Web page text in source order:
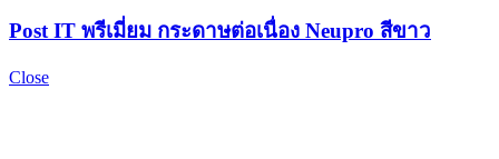
Post IT พรีเมี่ยม กระดาษต่อเนื่อง Neupro สีขาว
Close